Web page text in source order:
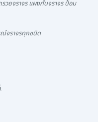
วยจราจร แผงกั้นจราจร ป้อม
ณ์จราจรทุกชนิด